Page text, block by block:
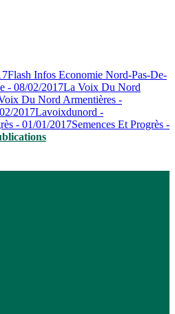
Flash Infos Economie Nord-Pas-De-
- 08/02/2017La Voix Du Nord
Du Nord Armentières -
2017Lavoixdunord -
- 01/01/2017Semences Et Progrès -